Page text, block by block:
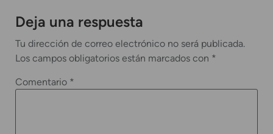
Deja una respuesta
Tu dirección de correo electrónico no será publicada.
Los campos obligatorios están marcados con *
Comentario *